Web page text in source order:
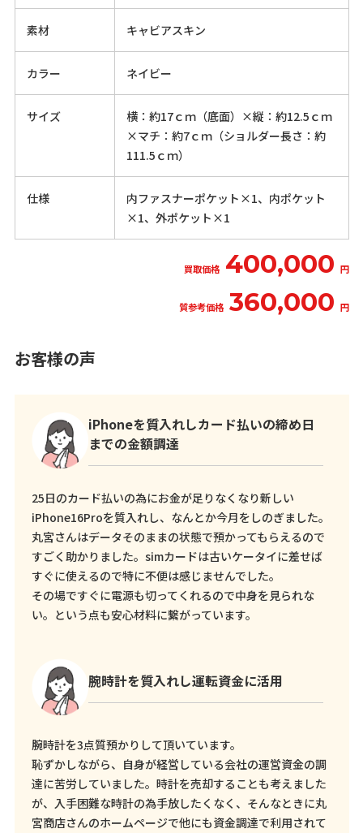
素材 キャビアスキン
カラー ネイビー
サイズ
横：約17ｃｍ（底面）×縦：約12.5ｃｍ
×マチ：約7ｃｍ（ショルダー長さ：約
111.5ｃｍ）
仕様
内ファスナーポケット×1、内ポケット
×1、外ポケット×1
買取価格 400,000 円
質参考価格 360,000 円
お客様の声
iPhoneを質入れしカード払いの締め日
までの金額調達
25日のカード払いの為にお金が足りなくなり新しい
iPhone16Proを質入れし、なんとか今月をしのぎました。
丸宮さんはデータそのままの状態で預かってもらえるので
すごく助かりました。simカードは古いケータイに差せば
すぐに使えるので特に不便は感じませんでした。
その場ですぐに電源も切ってくれるので中身を見られな
い。という点も安心材料に繋がっています。
腕時計を質入れし運転資金に活用
腕時計を3点質預かりして頂いています。
恥ずかしながら、自身が経営している会社の運営資金の調
達に苦労していました。時計を売却することも考えました
が、入手困難な時計の為手放したくなく、そんなときに丸
宮商店さんのホームページで他にも資金調達で利用されて